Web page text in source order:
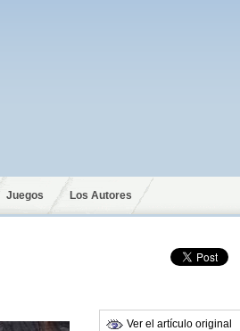
Juegos Los Autores
Ver el artículo original